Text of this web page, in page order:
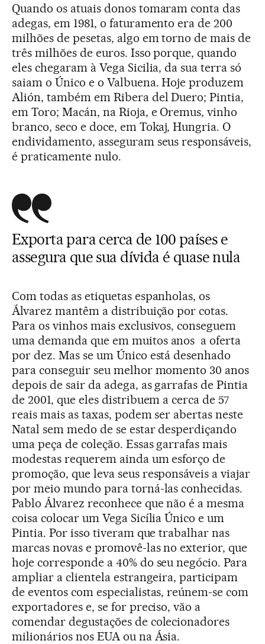
Quando os atuais donos tomaram conta das
adegas, em 1981, o faturamento era de 200
milhões de pesetas, algo em torno de mais de
três milhões de euros. Isso porque, quando
eles chegaram à Vega Sicilia, da sua terra só
saiam o Único e o Valbuena. Hoje produzem
Alión, também em Ribera del Duero; Pintia,
em Toro; Macán, na Rioja, e Oremus, vinho
branco, seco e doce, em Tokaj, Hungria. O
endividamento, asseguram seus responsáveis,
é praticamente nulo.
Exporta para cerca de 100 países e
assegura que sua dívida é quase nula
Com todas as etiquetas espanholas, os
Álvarez mantêm a distribuição por cotas.
Para os vinhos mais exclusivos, conseguem
uma demanda que em muitos anos a oferta
por dez. Mas se um Único está desenhado
para conseguir seu melhor momento 30 anos
depois de sair da adega, as garrafas de Pintia
de 2001, que eles distribuem a cerca de 57
reais mais as taxas, podem ser abertas neste
Natal sem medo de se estar desperdiçando
uma peça de coleção. Essas garrafas mais
modestas requerem ainda um esforço de
promoção, que leva seus responsáveis a viajar
por meio mundo para torná-las conhecidas.
Pablo Álvarez reconhece que não é a mesma
coisa colocar um Vega Sicília Único e um
Pintia. Por isso tiveram que trabalhar nas
marcas novas e promovê-las no exterior, que
hoje corresponde a 40% do seu negócio. Para
ampliar a clientela estrangeira, participam
de eventos com especialistas, reúnem-se com
exportadores e, se for preciso, vão a
comendar degustações de colecionadores
milionários nos EUA ou na Ásia.